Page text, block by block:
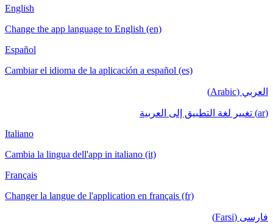
English
Change the app language to English (en)
Español
Cambiar el idioma de la aplicación a español (es)
العربي (Arabic)
(ar) تغيير لغة التطبيق إلى العربية
Italiano
Cambia la lingua dell'app in italiano (it)
Français
Changer la langue de l'application en français (fr)
فارسی (Farsi)